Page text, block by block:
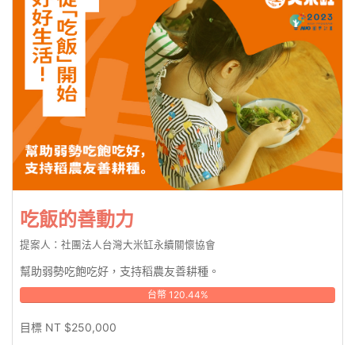
吃飯的善動力
提案人：社團法人台灣大米缸永續關懷協會
幫助弱勢吃飽吃好，支持稻農友善耕種。
台幣 120.44%
目標 NT $250,000